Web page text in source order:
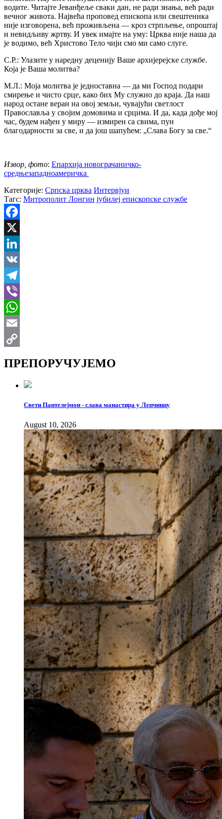
водите. Читајте Јеванђеље сваки дан, не ради знања, већ ради
вечног живота. Највећа проповед епископа или свештеника
није изговорена, већ проживљена — кроз стрпљење, опроштај
и невидљиву жртву. И увек имајте на уму: Црква није наша да
је водимо, већ Христово Тело чији смо ми само слуге.
С.Р.: Улазите у наредну деценију Ваше архијерејске службе.
Која је Ваша молитва?
М.Л.: Моја молитва је једноставна — да ми Господ подари
смирење и чисто срце, како бих Му служио до краја. Да наш
народ остане веран на овој земљи, чувајући светлост
Православља у својим домовима и срцима. И да, када дође мој
час, будем нађен у миру — измирен са свима, пун
благодарности за све, и да још шапућем: „Слава Богу за све.“
Извор, фото: Епархија новограчаничко-
средњезападноамеричка
Категорије: Српска црква Интервјуи
Тагс: Митрополит Лонгин јубилеј епископске службе
Facebook
X
LinkedIn
VK
Telegram
Viber
WhatsApp
Email
ПРЕПОРУЧУЈЕМО
Свети Пантелејмон - слава манастира у Лепчинцу
August 10, 2026